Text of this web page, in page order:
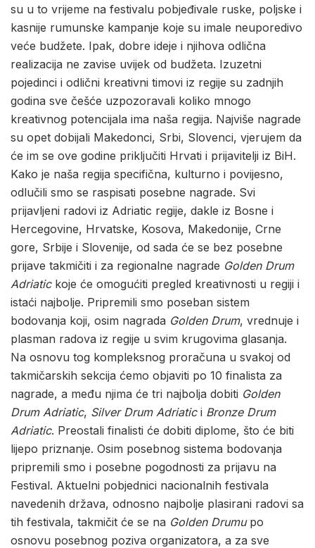
su u to vrijeme na festivalu pobjeđivale ruske, poljske i
kasnije rumunske kampanje koje su imale neuporedivo
veće budžete. Ipak, dobre ideje i njihova odlična
realizacija ne zavise uvijek od budžeta. Izuzetni
pojedinci i odlični kreativni timovi iz regije su zadnjih
godina sve češće uzpozoravali koliko mnogo
kreativnog potencijala ima naša regija. Najviše nagrade
su opet dobijali Makedonci, Srbi, Slovenci, vjerujem da
će im se ove godine priključiti Hrvati i prijavitelji iz BiH.
Kako je naša regija specifična, kulturno i povijesno,
odlučili smo se raspisati posebne nagrade. Svi
prijavljeni radovi iz Adriatic regije, dakle iz Bosne i
Hercegovine, Hrvatske, Kosova, Makedonije, Crne
gore, Srbije i Slovenije, od sada će se bez posebne
prijave takmičiti i za regionalne nagrade Golden Drum
Adriatickoje će omogućiti pregled kreativnosti u regiji i
istaći najbolje. Pripremili smo poseban sistem
bodovanja koji, osim nagrada Golden Drum, vrednuje i
plasman radova iz regije u svim krugovima glasanja.
Na osnovu tog kompleksnog proračuna u svakoj od
takmičarskih sekcija ćemo objaviti po 10 finalista za
nagrade, a među njima će tri najbolja dobiti Golden
Drum Adriatic, Silver Drum Adriatici Bronze Drum
Adriatic. Preostali finalisti će dobiti diplome, što će biti
lijepo priznanje. Osim posebnog sistema bodovanja
pripremili smo i posebne pogodnosti za prijavu na
Festival. Aktuelni pobjednici nacionalnih festivala
navedenih država, odnosno najbolje plasirani radovi sa
tih festivala, takmičit će se na Golden Drumupo
osnovu posebnog poziva organizatora, a za sve